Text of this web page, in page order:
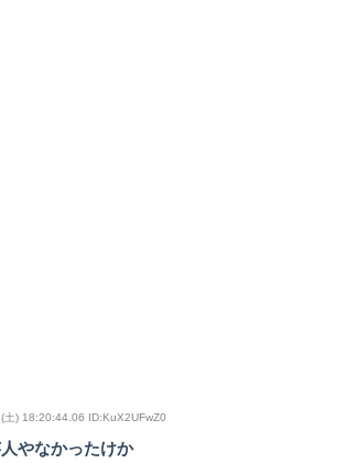
土) 18:20:44.06 ID:KuX2UFwZ0
やなかったけか